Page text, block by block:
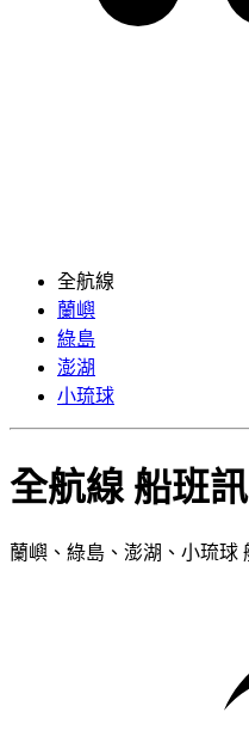
全航線
蘭嶼
綠島
澎湖
小琉球
全航線 船班
蘭嶼、綠島、澎湖、小琉球